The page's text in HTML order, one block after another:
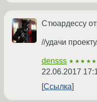
Стюардессу
//удачи проекту.
densss ★★★★★
22.06.2017
Ссылка